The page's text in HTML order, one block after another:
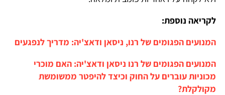
לקריאה נוספת:
המנועים הפגומים של רנו, ניסאן ודאצ'יה: מדריך לנפגעים
המנועים הפגומים של רנו ניסאן ודאצ'יה: האם מוכרי
מכוניות עוברים על החוק וכיצד להיפטר ממשומשת
מקולקלת?